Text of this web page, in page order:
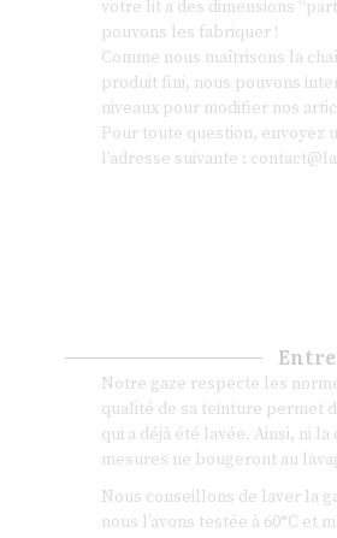
votre lit a des dimensions
pouvons les fabriquer !
Comme nous maîtrisons la
produit fini, nous pouvons
niveaux pour modifier nos
Pour toute question, envoyez
l’adresse suivante :
Notre gaze respecte les
qualité de sa teinture permet
qui a déjà été lavée. Ainsi, ni
mesures ne bougeront au
Nous conseillons de laver la
nous l’avons testée à 60°C et